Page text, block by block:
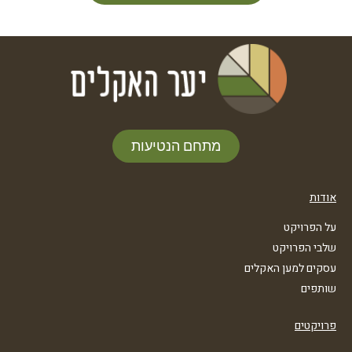
מתחם הנטיעות
אודות
על הפרויקט
שלבי הפרויקט
עסקים למען האקלים
שותפים
פרויקטים